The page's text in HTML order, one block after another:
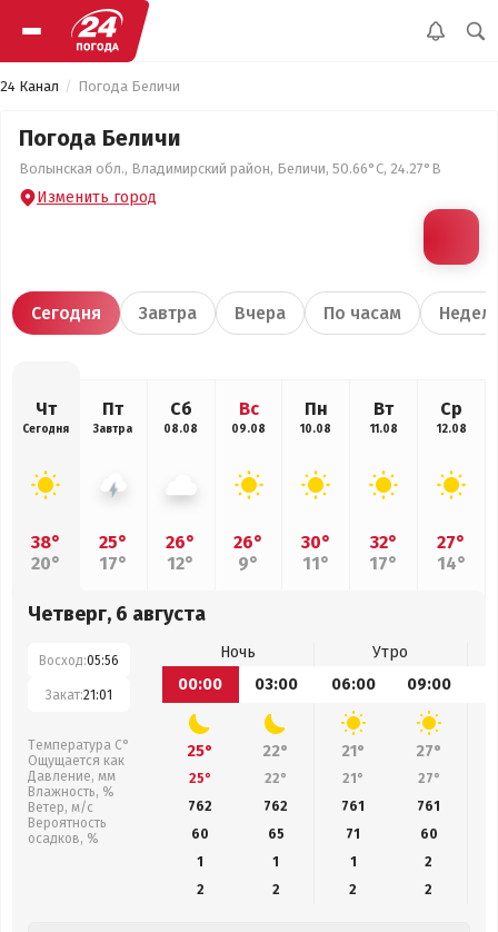
24 Канал Погода Беличи
Погода Беличи
Волынская обл., Владимирский район, Беличи, 50.66°С, 24.27°В
Изменить город
Сегодня Завтра Вчера По часам
Чт
Сегодня
38°
20°
Пт
Завтра
25°
17°
Сб
08.08
26°
12°
Вс
09.08
26°
9°
Пн
10.08
30°
11°
Вт
11.08
32°
17°
Ср
12.08
27°
14°
Четверг, 6 августа
Восход:05:56
Закат:21:01
Температура С°
Ощущается как
Давление, мм
Влажность, %
Ветер, м/с
Вероятность
осадков, %
Ночь
Утро
00:00
03:00 06:00 09:00
25° 22° 21° 27°
25° 22° 21° 27°
762
762 761 761
60
65 71 60
1
1 1
2
2
2 2 2